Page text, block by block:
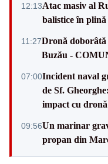
12:13Atac masiv al
balistice în plină
11:27Dronă doborâtă
Buzău -
07:00Incident naval
de Sf.
impact cu
09:56Un marinar
propan din